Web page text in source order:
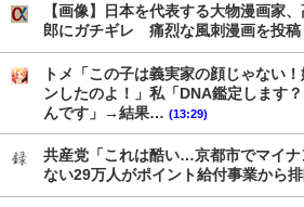
【画像】日本を代表する大物漫画家
郎にガチギレ 痛烈な風刺漫画を投稿
トメ「この子は義実家の顔じゃない
ンしたのよ！」私「DNA鑑定します
んです」→結果… (13:29)
共産党「これは酷い…京都市でマイナ
ない29万人がポイント給付事業から排